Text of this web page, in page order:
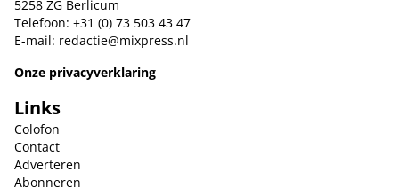
5258 ZG Berlicum
Telefoon: +31 (0) 73 503 43 47
E-mail: redactie@mixpress.nl
Onze privacyverklaring
Links
Colofon
Contact
Adverteren
Abonneren